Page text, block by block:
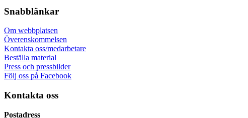
Snabblänkar
Om webbplatsen
Överenskommelsen
Kontakta oss/medarbetare
Beställa material
Press och pressbilder
Följ oss på Facebook
Kontakta oss
Postadress